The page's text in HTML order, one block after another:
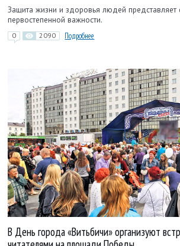
Защита жизни и здоровья людей представляет
первостепенной важности.
0 2090 Подробнее
В День города «Витьбичи» организуют